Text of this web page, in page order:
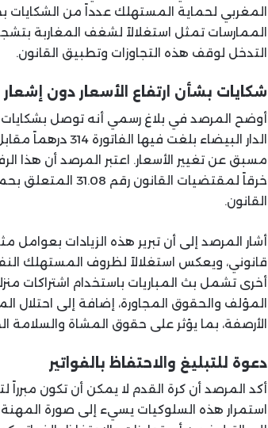
المغربي لحماية المستهلك عدداً من الشكايات
الممارسات تمثل استغلالاً لشغف المغاربة
التدخل لوقف هذه التجاوزات وتطبيق القانون.
شكايات بشأن ارتفاع الأسعار دون إشعار
أوضح المرصد في بلاغ رسمي أنه توصل
الدار البيضاء
مسبق عن تغيير الأسعار. اعتبر المرصد أن هذا
خرقاً لمقتضيات
القانون.
أشار المرصد إلى أن تبرير هذه الزيادات
قانوني، ويعكس استغلالاً لظروف المستهلك
المؤلف والحقوق المجاورة، إضافة إلى احتلال
الأرصفة، بما يؤثر على حقوق المشاة والسلامة
دعوة للتبليغ والاحتفاظ بالفواتير
أكد المرصد أن كرة القدم لا يمكن أن تكون مبرراً
استمرار هذه السلوكيات يسيء إلى صورة